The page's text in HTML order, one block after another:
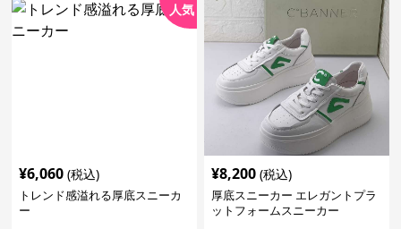
人気
¥6,060 (税込)
トレンド感溢れる厚底スニーカ
ー
¥8,200 (税込)
厚底スニーカー エレガントプラ
ットフォームスニーカー